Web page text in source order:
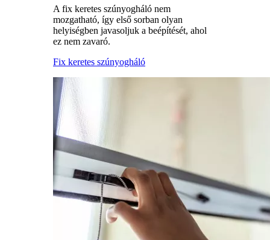
A fix keretes szúnyogháló nem
mozgatható, így első sorban olyan
helyiségben javasoljuk a beépítését, ahol
ez nem zavaró.
Fix keretes szúnyogháló